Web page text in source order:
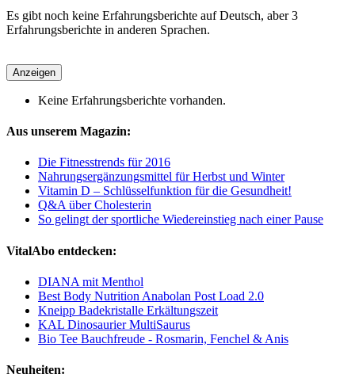
Es gibt noch keine Erfahrungsberichte auf Deutsch, aber 3
Erfahrungsberichte in anderen Sprachen.
Anzeigen
Keine Erfahrungsberichte vorhanden.
Aus unserem Magazin:
Die Fitnesstrends für 2016
Nahrungsergänzungsmittel für Herbst und Winter
Vitamin D – Schlüsselfunktion für die Gesundheit!
Q&A über Cholesterin
So gelingt der sportliche Wiedereinstieg nach einer Pause
VitalAbo entdecken:
DIANA mit Menthol
Best Body Nutrition Anabolan Post Load 2.0
Kneipp Badekristalle Erkältungszeit
KAL Dinosaurier MultiSaurus
Bio Tee Bauchfreude - Rosmarin, Fenchel & Anis
Neuheiten: